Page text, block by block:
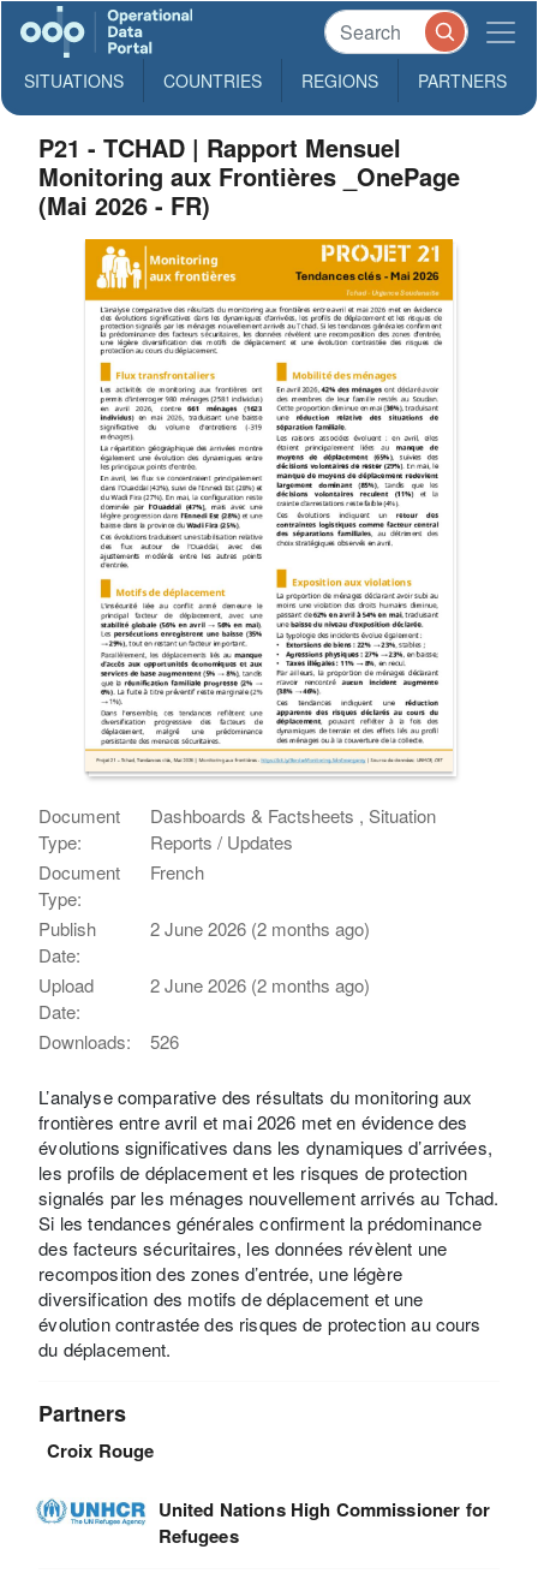
SITUATIONS COUNTRIES REGIONS PARTNERS
P21 - TCHAD | Rapport Mensuel
Monitoring aux Frontières _OnePage
(Mai 2026 - FR)
Document
Type:
Dashboards & Factsheets , Situation
Reports / Updates
Document
Type:
French
Publish
Date:
2 June 2026 (2 months ago)
Upload
Date:
2 June 2026 (2 months ago)
Downloads: 526
L’analyse comparative des résultats du monitoring aux
frontières entre avril et mai 2026 met en évidence des
évolutions significatives dans les dynamiques d’arrivées,
les profils de déplacement et les risques de protection
signalés par les ménages nouvellement arrivés au Tchad.
Si les tendances générales confirment la prédominance
des facteurs sécuritaires, les données révèlent une
recomposition des zones d’entrée, une légère
diversification des motifs de déplacement et une
évolution contrastée des risques de protection au cours
du déplacement.
Partners
Croix Rouge
United Nations High Commissioner for
Refugees